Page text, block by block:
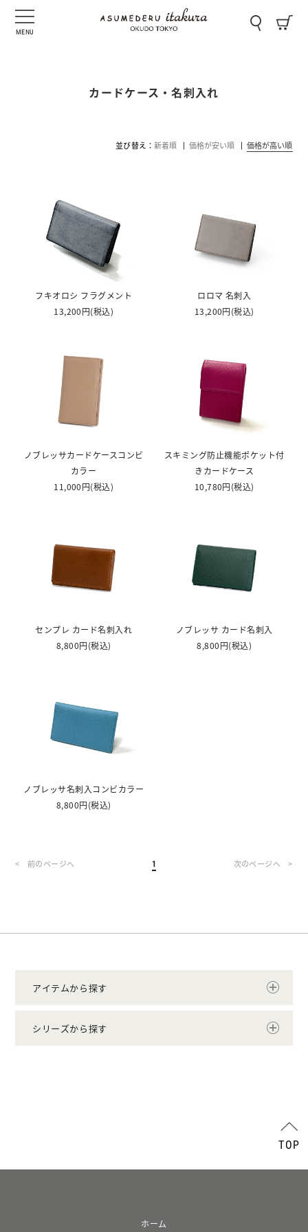
MENU
カードケース・名刺入れ
並び替え 新着順 価格が安い順 価格が高い順
フキオロシ フラグメント
13,200円(税込)
ロロマ 名刺入
13,200円(税込)
ノブレッサカードケースコンビ
カラー
11,000円(税込)
スキミング防止機能ポケット付
きカードケース
10,780円(税込)
センプレ カード名刺入れ
8,800円(税込)
ノブレッサ カード名刺入
8,800円(税込)
ノブレッサ名刺入コンビカラー
8,800円(税込)
< >
1
アイテムから探す
シリーズから探す
TOP
ホーム